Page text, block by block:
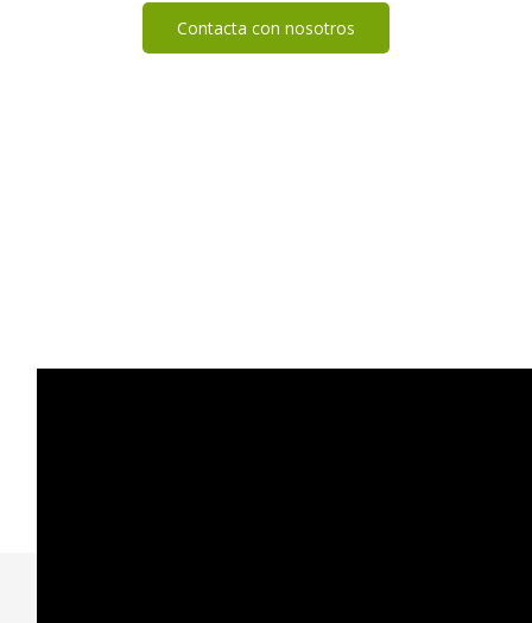
Contacta con nosotros